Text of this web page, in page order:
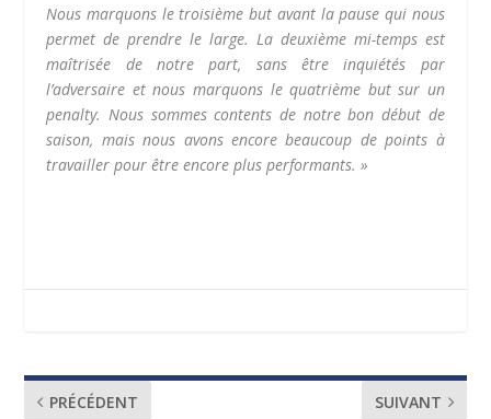
Nous marquons le troisième but avant la pause qui nous
permet de prendre le large. La deuxième mi-temps est
maîtrisée de notre part, sans être inquiétés par
l’adversaire et nous marquons le quatrième but sur un
penalty.Nous sommes contents de notre bon début de
saison, mais nous avons encore beaucoup de points à
travailler pour être encore plus performants. »
PRÉCÉDENT SUIVANT